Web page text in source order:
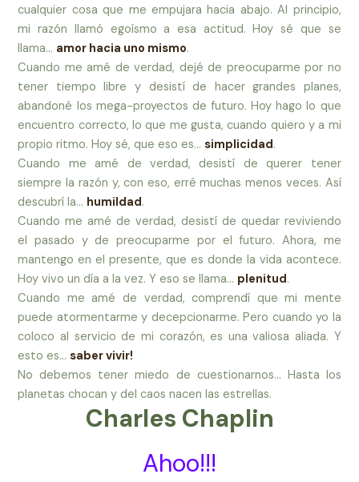
cualquier cosa que me empujara hacia abajo. Al principio,
mi razón llamó egoísmo a esa actitud. Hoy sé que se
llama… amor hacia uno mismo.
Cuando me amé de verdad, dejé de preocuparme por no
tener tiempo libre y desistí de hacer grandes planes,
abandoné los mega-proyectos de futuro. Hoy hago lo que
encuentro correcto, lo que me gusta, cuando quiero y a mi
propio ritmo. Hoy sé, que eso es… simplicidad.
Cuando me amé de verdad, desistí de querer tener
siempre la razón y, con eso, erré muchas menos veces. Así
descubrí la… humildad.
Cuando me amé de verdad, desistí de quedar reviviendo
el pasado y de preocuparme por el futuro. Ahora, me
mantengo en el presente, que es donde la vida acontece.
Hoy vivo un día a la vez. Y eso se llama… plenitud.
Cuando me amé de verdad, comprendí que mi mente
puede atormentarme y decepcionarme. Pero cuando yo la
coloco al servicio de mi corazón, es una valiosa aliada. Y
esto es… saber vivir!
No debemos tener miedo de cuestionarnos… Hasta los
planetas chocan y del caos nacen las estrellas.
Charles Chaplin
Ahoo!!!